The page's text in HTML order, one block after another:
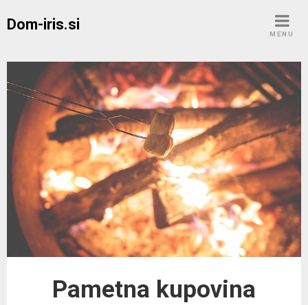
Dom-iris.si
MENU
Pametna kupovina